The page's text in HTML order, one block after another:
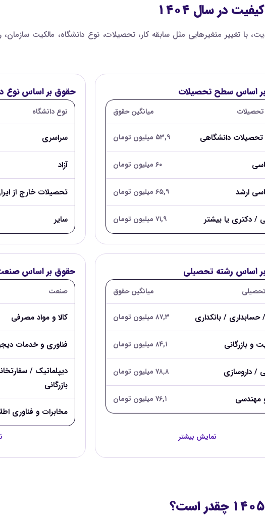
در سال ۱۴۰۴
تغییر متغیرهایی مثل سابقه کار، تحصیلات، نوع دانشگاه، مالکیت
اساس سطح تحصیلات
میانگین حقوق
دانشگاهی ۵۳,۹ میلیون تومان
۶۰ میلیون تومان
ارشد ۶۵,۹ میلیون تومان
/ دکتری یا بیشتر ۷۱,۹ میلیون تومان
حقوق بر اساس نوع
نوع دانشگاه
سراسری
آزاد
تحصیلات خارج از
سایر
اساس رشته تحصیلی
میانگین حقوق
حسابداری / بانکداری ۸۷,۳ میلیون تومان
و بازرگانی ۸۴,۱ میلیون تومان
/ داروسازی ۷۸,۸ میلیون تومان
مهندسی ۷۶,۱ میلیون تومان
نمایش بیشتر
حقوق بر اساس
صنعت
کالا و مواد مصرفی
فناوری و خدمات
دیپلماتیک /
بازرگانی
مخابرات و فناوری